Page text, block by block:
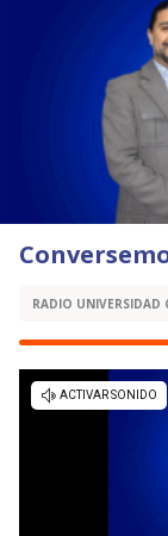
RADIO UNIVERSIDAD